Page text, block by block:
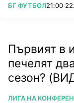
ПОВЕЧЕ ОТ
БГ ФУТБОЛ21:00
Първият в
печелят
сезон?
ПОВЕЧЕ ОТ
ЛИГА НА